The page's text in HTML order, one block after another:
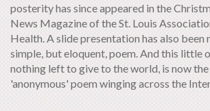
posterity has since appeared in the
News Magazine of the St. Louis
Health. A slide presentation has also been
simple, but eloquent, poem. And this little
nothing left to give to the world, is now
'anonymous' poem winging across the